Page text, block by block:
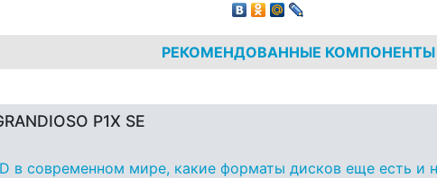
РЕКОМЕНДОВАННЫЕ КОМПОНЕНТЫ
P1X SE
в современном мире, какие форматы дисков еще есть и